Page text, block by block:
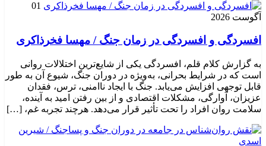
01
آگوست 2026
افسردگی و افسردگی در زمان جنگ / مهسا فخرذاکری
به گزارش کلام قلم، افسردگی یکی از شایع‌ترین اختلالات روانی
است که در شرایط بحرانی، به‌ویژه در دوران جنگ، شیوع آن به طور
قابل توجهی افزایش می‌یابد. جنگ با ایجاد ناامنی، ترس، فقدان
عزیزان، آوارگی، مشکلات اقتصادی و از بین رفتن امید به آینده،
سلامت روان افراد را تحت تأثیر قرار می‌دهد. هرچند تجربه غم، […]